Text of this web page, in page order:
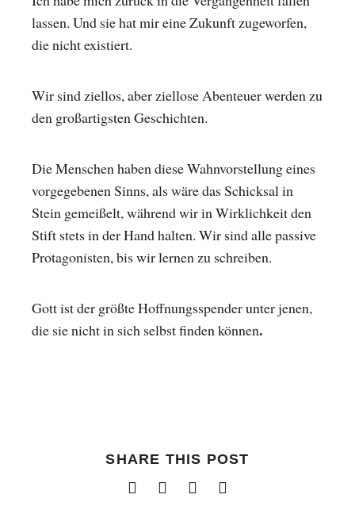
lassen. Und sie hat mir eine Zukunft zugeworfen,
die nicht existiert.
Wir sind ziellos, aber ziellose Abenteuer werden zu
den großartigsten Geschichten.
Die Menschen haben diese Wahnvorstellung eines
vorgegebenen Sinns, als wäre das Schicksal in
Stein gemeißelt, während wir in Wirklichkeit den
Stift stets in der Hand halten. Wir sind alle passive
Protagonisten, bis wir lernen zu schreiben.
Gott ist der größte Hoffnungsspender unter jenen,
die sie nicht in sich selbst finden können.
SHARE THIS POST